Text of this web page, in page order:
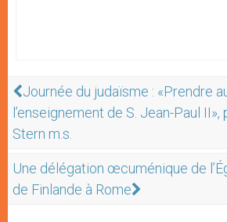
Journée du judaïsme : «Prendre
l’enseignement de S. Jean-Paul II»,
Stern m.s.
Une délégation œcuménique de
de Finlande à Rome